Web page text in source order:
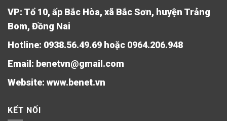
VP: Tổ 10, ấp Bắc Hòa, xã Bắc Sơn, huyện Trảng
Bom, Đồng Nai
Hotline: 0938.56.49.69 hoặc 0964.206.948
Email: benetvn@gmail.com
Website: www.benet.vn
KẾT NỐI